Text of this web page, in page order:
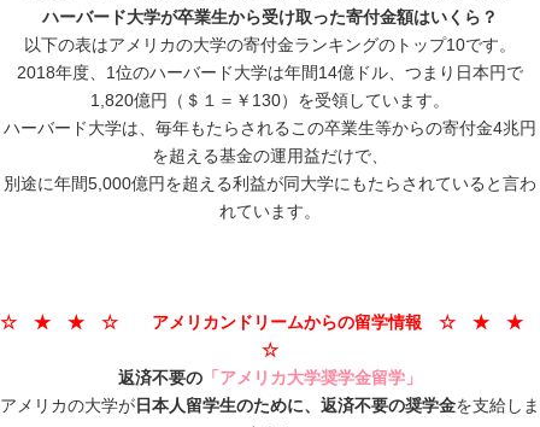
ハーバード大学が卒業生から受け取った寄付金額はいくら？
以下の表はアメリカの大学の寄付金ランキングのトップ10です。
2018年度、1位のハーバード大学は年間14億ドル、つまり日本円で
1,820億円（＄１＝￥130）を受領しています。
ハーバード大学は、毎年もたらされるこの卒業生等からの寄付金4兆円
を超える基金の運用益だけで、
別途に年間5,000億円を超える利益が同大学にもたらされていると言わ
れています。
☆ ★ ★ ☆ アメリカンドリームからの留学情報 ☆ ★ ★
☆
返済不要の 「アメリカ大学奨学金留学」
アメリカの大学が日本人留学生のために、返済不要の奨学金を支給しま